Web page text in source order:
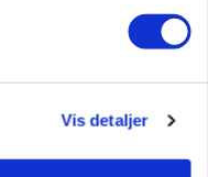
Vis detaljer